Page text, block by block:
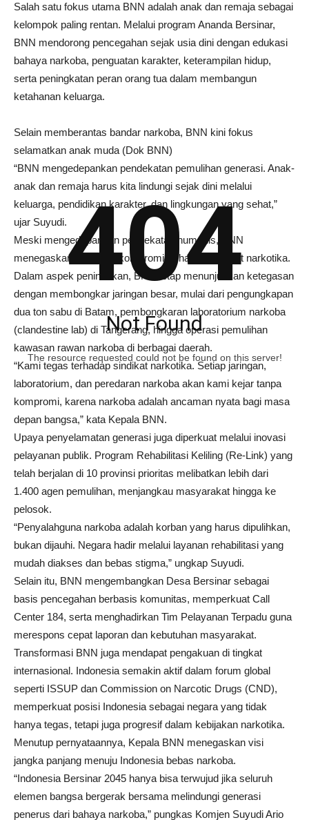
Salah satu fokus utama BNN adalah anak dan remaja sebagai
kelompok paling rentan. Melalui program Ananda Bersinar,
BNN mendorong pencegahan sejak usia dini dengan edukasi
bahaya narkoba, penguatan karakter, keterampilan hidup,
serta peningkatan peran orang tua dalam membangun
ketahanan keluarga.
Selain memberantas bandar narkoba, BNN kini fokus
selamatkan anak muda (Dok BNN)
“BNN mengedepankan pendekatan pemulihan generasi. Anak-
anak dan remaja harus kita lindungi sejak dini melalui
keluarga, pendidikan karakter, dan lingkungan yang sehat,”
ujar Suyudi.
Meski mengedepankan pendekatan humanis, BNN
menegaskan tidak ada kompromi terhadap sindikat narkotika.
Dalam aspek penindakan, BNN tetap menunjukkan ketegasan
dengan membongkar jaringan besar, mulai dari pengungkapan
dua ton sabu di Batam, pembongkaran laboratorium narkoba
(clandestine lab) di Tangerang, hingga operasi pemulihan
kawasan rawan narkoba di berbagai daerah.
“Kami tegas terhadap sindikat narkotika. Setiap jaringan,
laboratorium, dan peredaran narkoba akan kami kejar tanpa
kompromi, karena narkoba adalah ancaman nyata bagi masa
depan bangsa,” kata Kepala BNN.
Upaya penyelamatan generasi juga diperkuat melalui inovasi
pelayanan publik. Program Rehabilitasi Keliling (Re-Link) yang
telah berjalan di 10 provinsi prioritas melibatkan lebih dari
1.400 agen pemulihan, menjangkau masyarakat hingga ke
pelosok.
“Penyalahguna narkoba adalah korban yang harus dipulihkan,
bukan dijauhi. Negara hadir melalui layanan rehabilitasi yang
mudah diakses dan bebas stigma,” ungkap Suyudi.
Selain itu, BNN mengembangkan Desa Bersinar sebagai
basis pencegahan berbasis komunitas, memperkuat Call
Center 184, serta menghadirkan Tim Pelayanan Terpadu guna
merespons cepat laporan dan kebutuhan masyarakat.
Transformasi BNN juga mendapat pengakuan di tingkat
internasional. Indonesia semakin aktif dalam forum global
seperti ISSUP dan Commission on Narcotic Drugs (CND),
memperkuat posisi Indonesia sebagai negara yang tidak
hanya tegas, tetapi juga progresif dalam kebijakan narkotika.
Menutup pernyataannya, Kepala BNN menegaskan visi
jangka panjang menuju Indonesia bebas narkoba.
“Indonesia Bersinar 2045 hanya bisa terwujud jika seluruh
elemen bangsa bergerak bersama melindungi generasi
penerus dari bahaya narkoba,” pungkas Komjen Suyudi Ario
404
Not Found
The resource requested could not be found on this server!